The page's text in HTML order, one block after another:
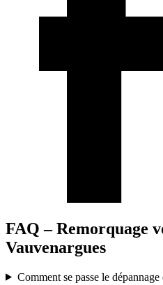
FAQ – Remorquage
Vauvenargues
Comment se passe le